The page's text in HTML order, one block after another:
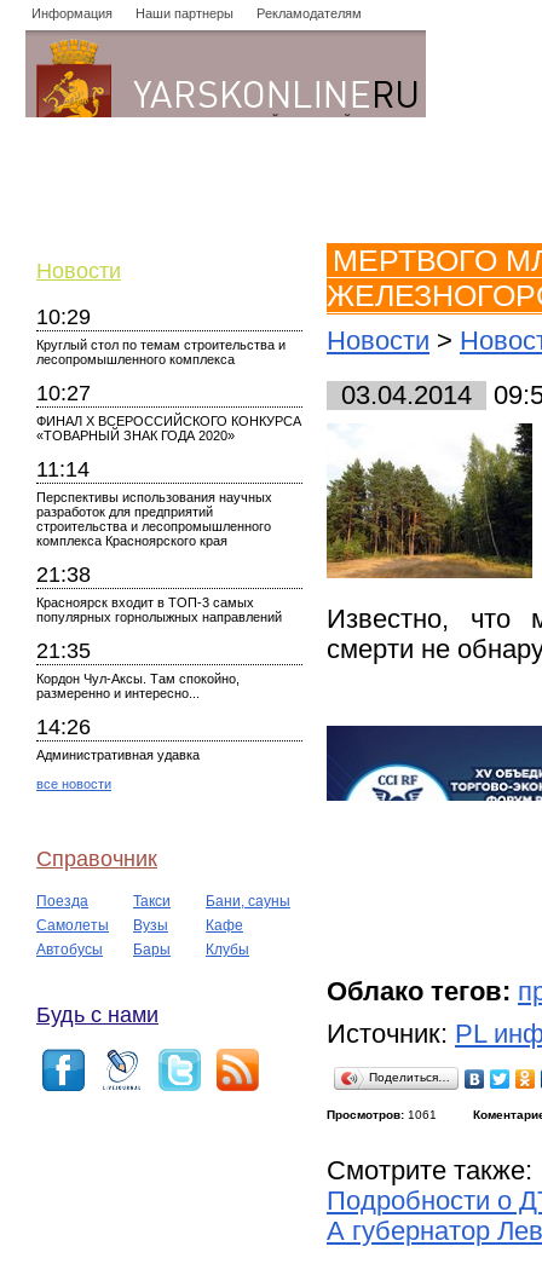
Информация Наши партнеры Рекламодателям
Новости
10:29
Круглый стол по темам строительства и
лесопромышленного комплекса
10:27
ФИНАЛ X ВСЕРОССИЙСКОГО КОНКУРСА
«ТОВАРНЫЙ ЗНАК ГОДА 2020»
11:14
Перспективы использования научных
разработок для предприятий
строительства и лесопромышленного
комплекса Красноярского края
21:38
Красноярск входит в ТОП-3 самых
популярных горнолыжных направлений
21:35
Кордон Чул-Аксы. Там спокойно,
размеренно и интересно...
14:26
Административная удавка
все новости
Справочник
Поезда Такси
Бани, сауны
Самолеты
Вузы
Кафе
Автобусы
Бары Клубы
Будь с нами
МЕРТВОГО
Новости >
03.04.2014
Известно, что
смерти не
Облако тегов:
Источник: PL
Поделиться…
Просмотров: 1061
Смотрите также:
Подробности о
А губернатор